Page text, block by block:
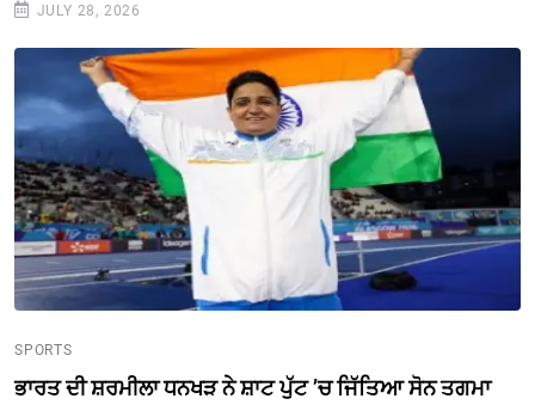
JULY 28, 2026
SPORTS
ਭਾਰਤ ਦੀ ਸ਼ਰਮੀਲਾ ਧਨਖੜ ਨੇ ਸ਼ਾਟ ਪੁੱਟ ’ਚ ਜਿੱਤਿਆ ਸੋਨ ਤਗਮਾ